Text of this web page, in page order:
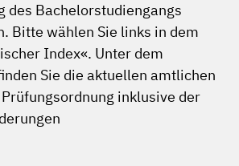
des Bachelorstudiengangs
Bitte wählen Sie links in dem
Index«. Unter dem
Sie die aktuellen amtlichen
inklusive der